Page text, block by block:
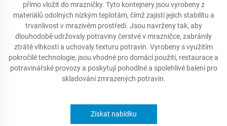
přímo vložit do mrazničky. Tyto kontejnery jsou vyrobeny z
materiálů odolných nízkým teplotám, čímž zajistí jejich stabilitu a
trvanlivost v mrazivém prostředí. Jsou navrženy tak, aby
dlouhodobě udržovaly potraviny čerstvé v mrazničce, zabránily
ztrátě vlhkosti a uchovaly texturu potravin. Vyrobeny s využitím
pokročilé technologie, jsou vhodné pro domácí použití, restaurace a
potravinářské provozy a poskytují pohodlné a spolehlivé balení pro
skladování zmrazených potravin.
Získat nabídku